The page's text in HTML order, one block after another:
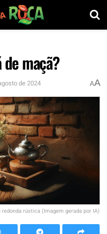
maçã?
de 2024 AA
rústica (Imagem gerada por IA)